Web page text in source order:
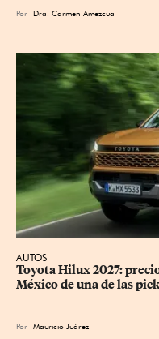
Por Dra. Carmen Amezcua
AUTOS
Toyota Hilux 2027:
México de una de las
Por Mauricio Juárez